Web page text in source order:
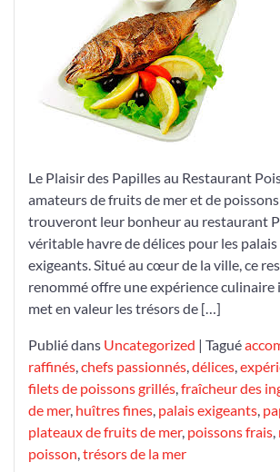
Marins
au
Restaurant
Poisson
Le Plaisir des Papilles au Restaurant
amateurs de fruits de mer et de
trouveront leur bonheur au restaurant
véritable havre de délices pour les palais
exigeants. Situé au cœur de la ville, ce
renommé offre une expérience
met en valeur les trésors de […]
Publié dans Uncategorized | Tagué
raffinés chefs passionnés délices
filets de poissons grillés fraîcheur des
de mer, huîtres fines palais exigeants
plateaux de fruits de mer, poissons frais
poisson trésors de la mer